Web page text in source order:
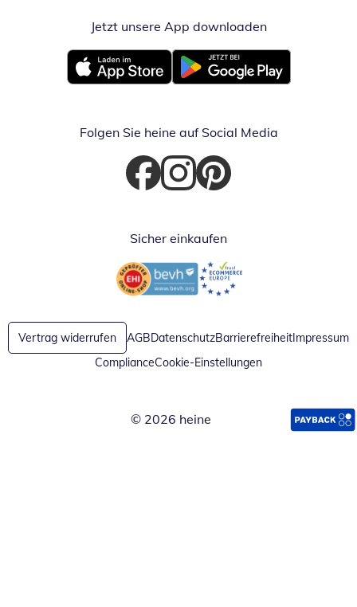
Jetzt unsere App downloadenÖffnet in
Öffnet in neuem FensterÖffnet in neuem Fenster
Folgen Sie heine auf Social Media
Öffnet in neuem Fenster
Öffnet in neuem Fenster
Öffnet in neuem Fenster
Sicher einkaufen
Öffnet in neuem FensterÖffnet in neuem Fenster
Vertrag widerrufen AGBDatenschutzBarrierefreiheitImpressum
ComplianceCookie-Einstellungen
© 2026 heine